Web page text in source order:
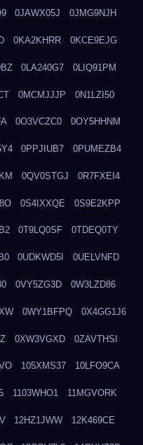
0JAWX05J 0JMG9NJH
0KA2KHRR 0KCE9EJG
0LA240G7 0LIQ91PM
0MCMJJJP 0N1LZI50
0O3VCZC0 0OY5HHNM
0PPJIUB7 0PUMEZB4
0QV0STGJ 0R7FXEI4
0S4IXXQE 0S9E2KPP
0T9LQ0SF 0TDEQ0TY
0UDKWD5I 0UELVNFD
0VY5ZG3D 0W3LZD86
0WY1BFPQ 0X4GG1J6
0XW3VGXD 0ZAVTHSI
105XMS37 10LFO9CA
1103WHO1 11MGVORK
12HZ1JWW 12K469CE